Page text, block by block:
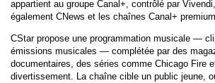
France 5
M6
Arte
appartient au groupe Canal+, contrôlé par
également CNews et les chaînes Canal+
CStar propose une programmation musicale —
émissions musicales — complétée par des
documentaires, des séries comme Chicago Fire
divertissement. La chaîne cible un public jeune,